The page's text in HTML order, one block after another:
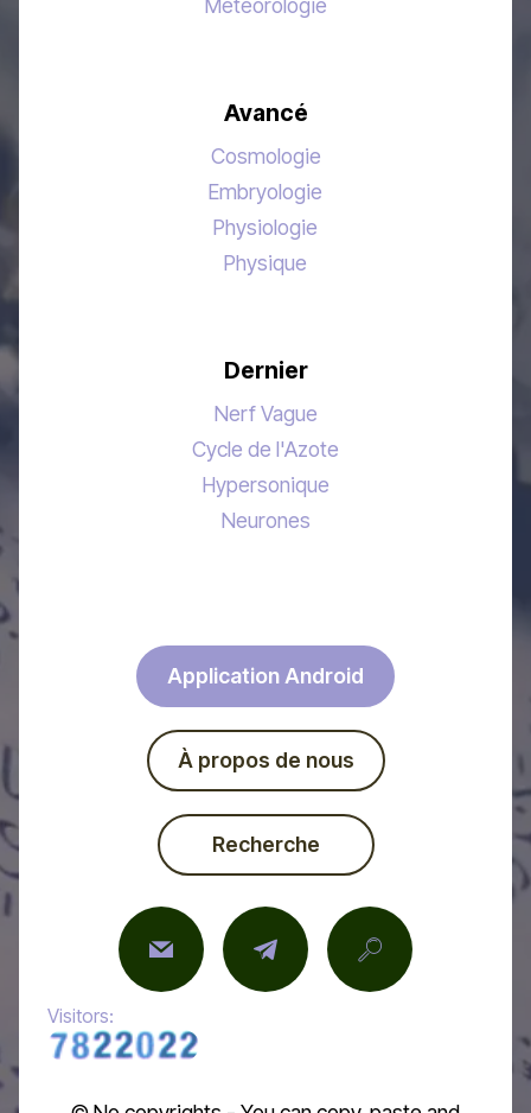
Météorologie
Avancé
Cosmologie
Embryologie
Physiologie
Physique
Dernier
Nerf Vague
Cycle de l'Azote
Hypersonique
Neurones
Application Android
À propos de nous
Recherche
Visitors: